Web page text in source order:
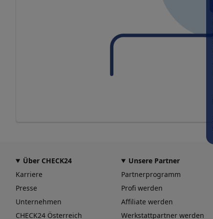
Über CHECK24
Karriere
Presse
Unternehmen
CHECK24 Österreich
Unsere Partner
Partnerprogramm
Profi werden
Affiliate werden
Werkstattpartner werden